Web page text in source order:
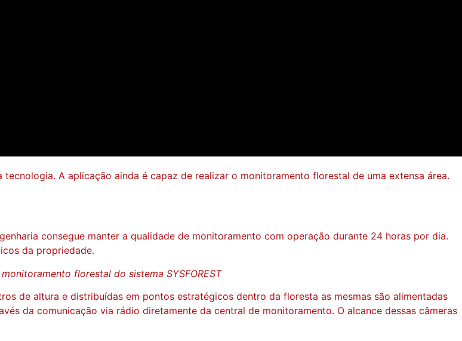
A aplicação ainda é capaz de realizar o monitoramento florestal de uma extensa área.
consegue manter a qualidade de monitoramento com operação durante 24 horas por dia.
da propriedade.
florestal do sistema SYSFOREST
de altura e distribuídas em pontos estratégicos dentro da floresta as mesmas são alimentadas
da comunicação via rádio diretamente da central de monitoramento. O alcance dessas câmeras